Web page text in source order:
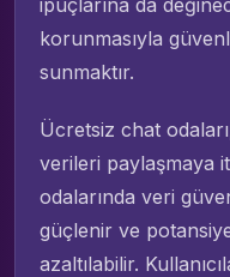
korunmasıyla
sunmaktır.
Ücretsiz chat
verileri paylaşmaya
odalarında veri
güçlenir ve
azaltılabilir.